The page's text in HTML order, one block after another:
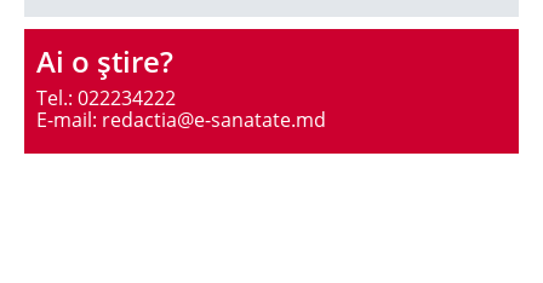
Ai o ştire?
Tel.: 022234222
E-mail: redactia@e-sanatate.md